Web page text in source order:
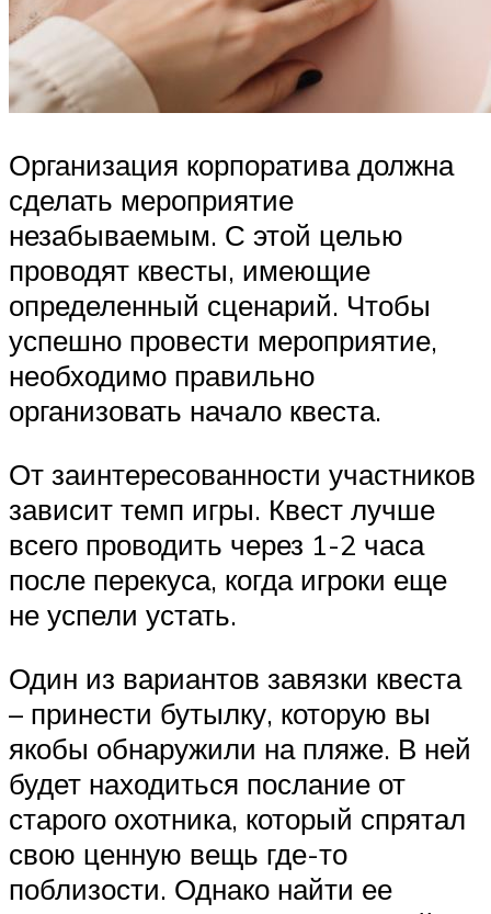
Организация корпоратива должна
сделать мероприятие
незабываемым. С этой целью
проводят квесты, имеющие
определенный сценарий. Чтобы
успешно провести мероприятие,
необходимо правильно
организовать начало квеста.
От заинтересованности участников
зависит темп игры. Квест лучше
всего проводить через 1-2 часа
после перекуса, когда игроки еще
не успели устать.
Один из вариантов завязки квеста
– принести бутылку, которую вы
якобы обнаружили на пляже. В ней
будет находиться послание от
старого охотника, который спрятал
свою ценную вещь где-то
поблизости. Однако найти ее